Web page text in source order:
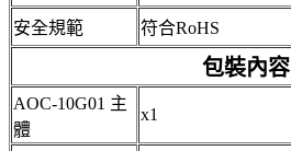
安全規範 符合RoHS
包裝內容
AOC-10G01 主
體
x1